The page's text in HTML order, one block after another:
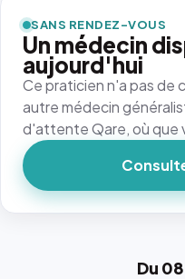
Du
SANS RENDEZ-VOUS
Un médecin
aujourd'hui
Ce praticien n'a pas de
autre médecin
d'attente Qare, où que